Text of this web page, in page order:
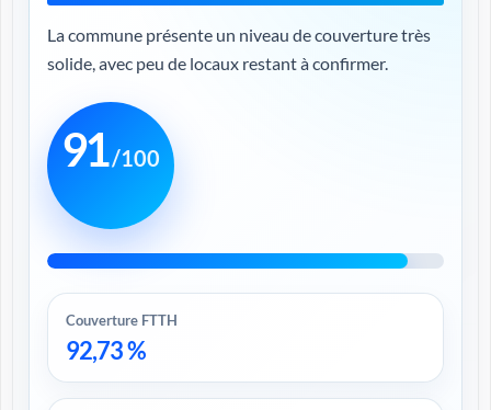
La commune présente un niveau de couverture très
solide, avec peu de locaux restant à confirmer.
91/100
Couverture FTTH
92,73 %